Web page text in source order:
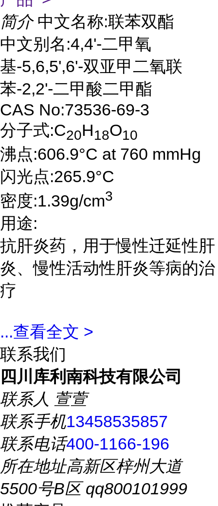
简介 中文名称:联苯双酯
中文别名:4,4'-二甲氧
基-5,6,5',6'-双亚甲二氧联
苯-2,2'-二甲酸二甲酯
CAS No:73536-69-3
分子式:C20H18O10
沸点:606.9°C at 760 mmHg
闪光点:265.9°C
密度:1.39g/cm3
用途:
抗肝炎药，用于慢性迁延性肝
炎、慢性活动性肝炎等病的治
疗
...查看全文 >
联系我们
四川库利南科技有限公司
联系人 萱萱
联系手机13458535857
联系电话400-1166-196
所在地址高新区梓州大道
5500号B区 qq800101999